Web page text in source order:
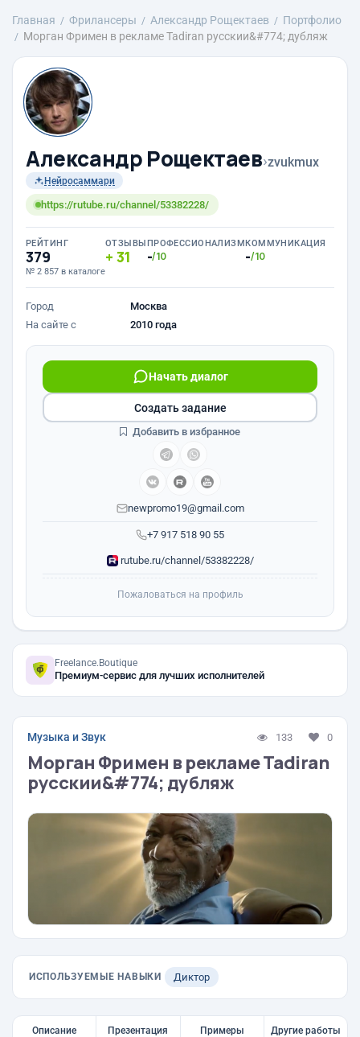
Главная Фрилансеры Александр Рощектаев
Портфолио
Морган Фримен в рекламе Tadiran русскии&#774; дубляж
Александр Рощектаев›zvukmux
Нейросаммари
https://rutube.ru/channel/53382228/
РЕЙТИНГ
379
№ 2 857 в каталоге
ОТЗЫВЫ
31
ПРОФЕССИОНАЛИЗМ
-/10
КОММУНИКАЦИЯ
-/10
Город
Москва
На сайте с
2010 года
+7 917 518 90 55
Начать диалог
newpromo19@gmail.com
rutube.ru/channel/53382228/
Создать задание
Добавить в избранное
Пожаловаться на профиль
Freelance.Boutique
Премиум-сервис для лучших исполнителей
Музыка и Звук 133 0
Морган Фримен в рекламе Tadiran
русскии&#774; дубляж
ИСПОЛЬЗУЕМЫЕ НАВЫКИ Диктор
Описание Презентация Примеры Другие работы